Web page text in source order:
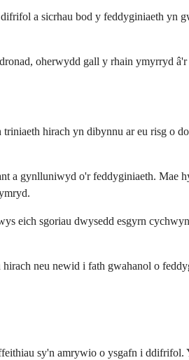
a sicrhau bod y feddyginiaeth yn
oherwydd gall y rhain ymyrryd â'r
hirach yn dibynnu ar eu risg o
gynlluniwyd o'r feddyginiaeth. Mae
eich sgoriau dwysedd esgyrn
neu newid i fath gwahanol o
sy'n amrywio o ysgafn i